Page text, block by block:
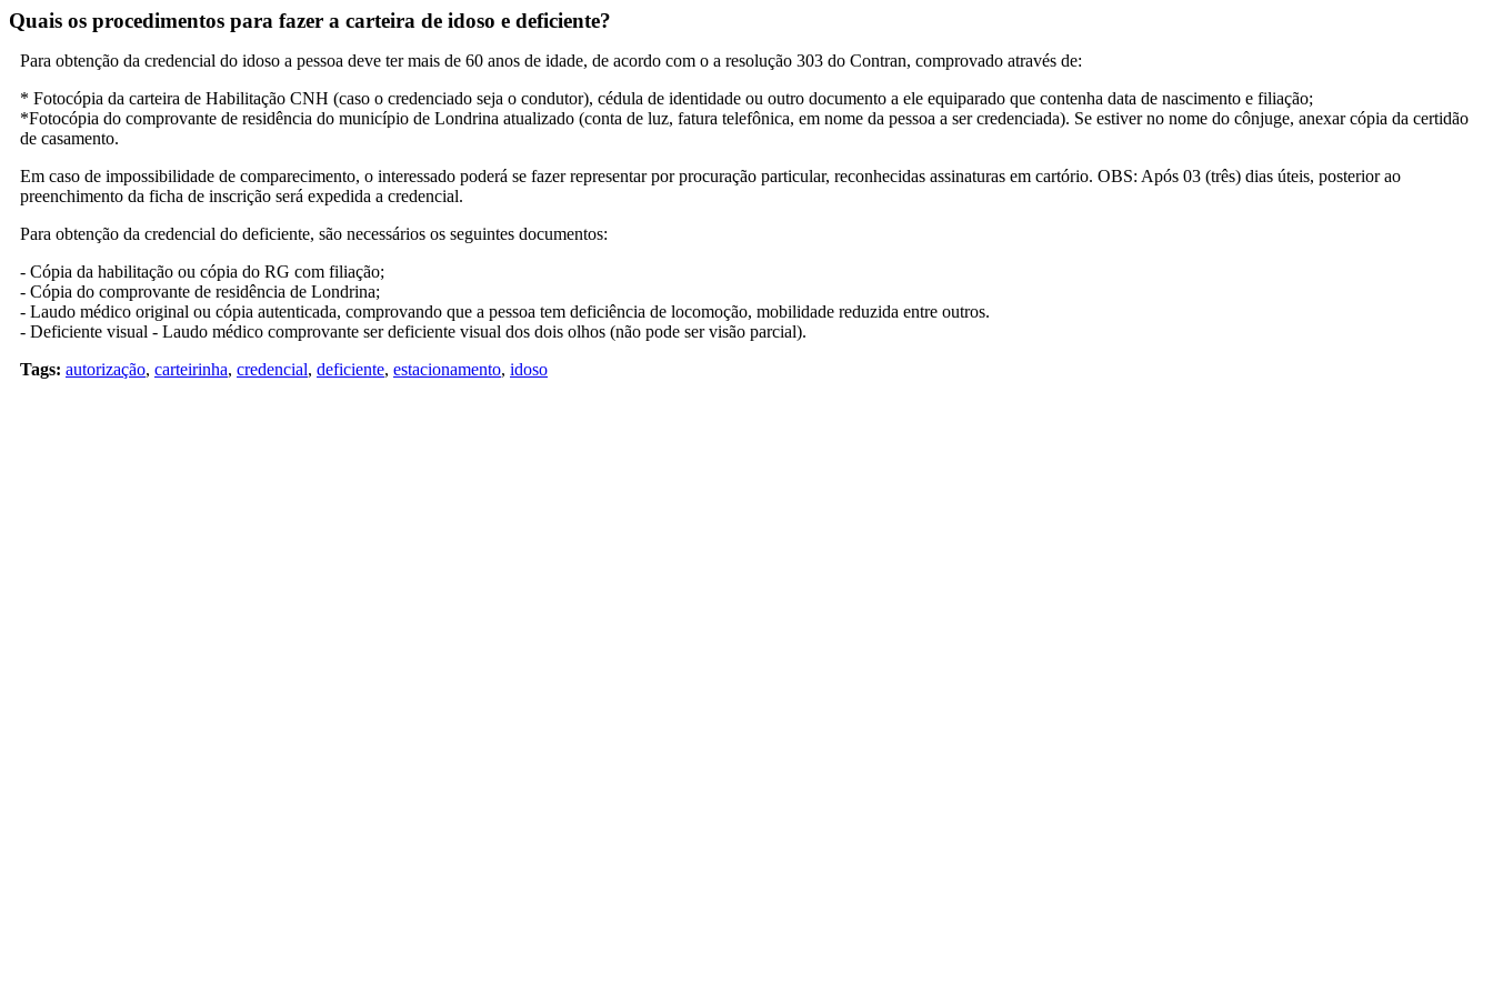
Quais os procedimentos para fazer a carteira de idoso e deficiente?
Para obtenção da credencial do idoso a pessoa deve ter mais de 60 anos de idade, de acordo com o a resolução 303 do Contran, comprovado através de:
* Fotocópia da carteira de Habilitação CNH (caso o credenciado seja o condutor), cédula de identidade ou outro documento a ele equiparado que contenha data de nascimento e filiação;
*Fotocópia do comprovante de residência do município de Londrina atualizado (conta de luz, fatura telefônica, em nome da pessoa a ser credenciada). Se estiver no nome do cônjuge, anexar cópia da certidão
de casamento.
Em caso de impossibilidade de comparecimento, o interessado poderá se fazer representar por procuração particular, reconhecidas assinaturas em cartório. OBS: Após 03 (três) dias úteis, posterior ao
preenchimento da ficha de inscrição será expedida a credencial.
Para obtenção da credencial do deficiente, são necessários os seguintes documentos:
- Cópia da habilitação ou cópia do RG com filiação;
- Cópia do comprovante de residência de Londrina;
- Laudo médico original ou cópia autenticada, comprovando que a pessoa tem deficiência de locomoção, mobilidade reduzida entre outros.
- Deficiente visual - Laudo médico comprovante ser deficiente visual dos dois olhos (não pode ser visão parcial).
Tags: autorização, carteirinha, credencial, deficiente, estacionamento, idoso